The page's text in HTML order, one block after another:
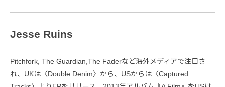
Jesse Ruins
Pitchfork, The Guardian,The Faderなど海外メディアで注目さ
れ、UKは〈Double Denim〉から、USからは〈Captured